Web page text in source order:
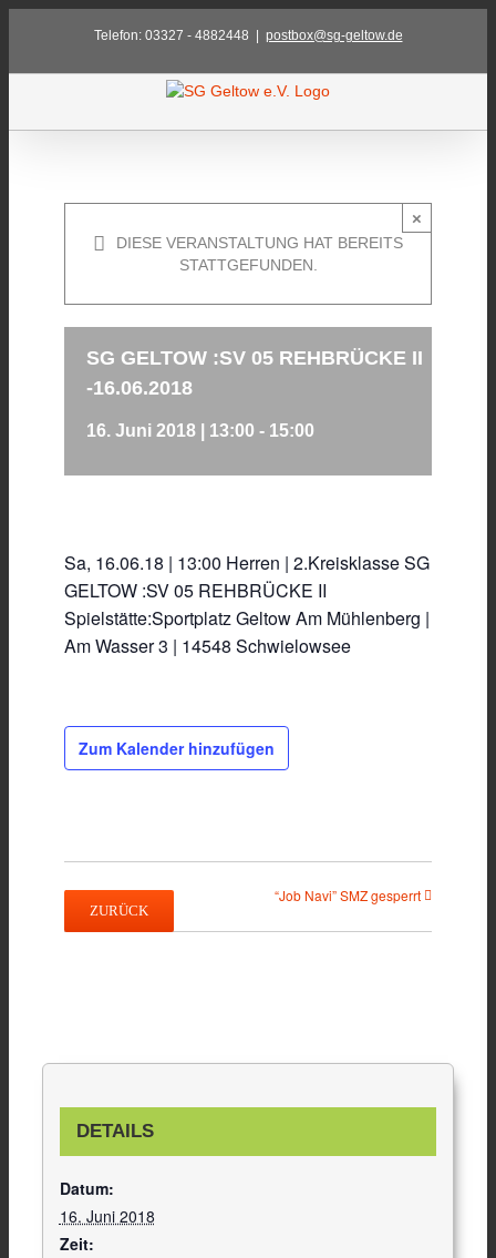
Telefon: 03327 - 4882448 postbox@sg-geltow.de
×
DIESE VERANSTALTUNG HAT BEREITS
STATTGEFUNDEN.
SG GELTOW :SV 05 REHBRÜCKE II
-16.06.2018
16. Juni 2018 | 13:00 - 15:00
Sa, 16.06.18 | 13:00 Herren | 2.Kreisklasse SG
GELTOW :SV 05 REHBRÜCKE II
Spielstätte:Sportplatz Geltow Am Mühlenberg |
Am Wasser 3 | 14548 Schwielowsee
Zum Kalender hinzufügen
Fußballfest “Job Navi” SMZ gesperrt
ZURÜCK
DETAILS
Datum:
16. Juni 2018
Zeit: